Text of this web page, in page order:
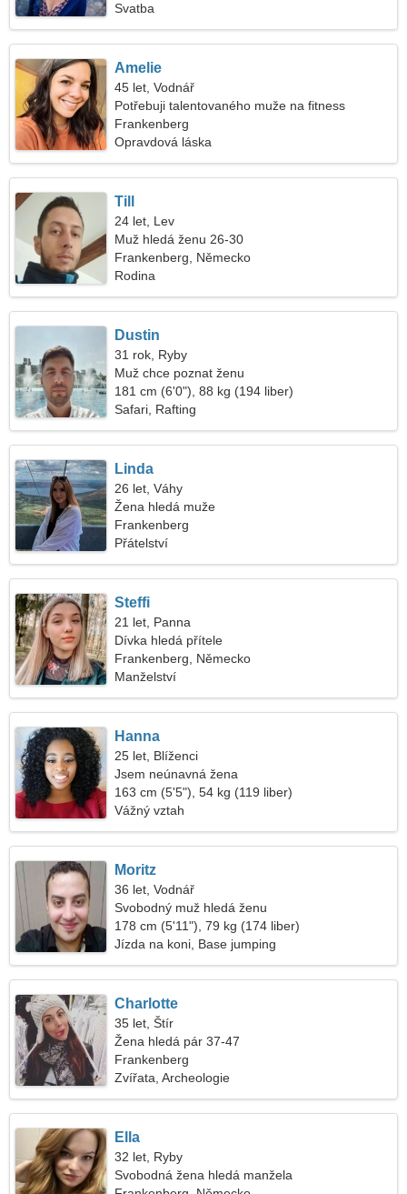
Svatba
Amelie
45 let, Vodnář
Potřebuji talentovaného muže na fitness
Frankenberg
Opravdová láska
Till
24 let, Lev
Muž hledá ženu 26-30
Frankenberg, Německo
Rodina
Dustin
31 rok, Ryby
Muž chce poznat ženu
181 cm (6'0"), 88 kg (194 liber)
Safari, Rafting
Linda
26 let, Váhy
Žena hledá muže
Frankenberg
Přátelství
Steffi
21 let, Panna
Dívka hledá přítele
Frankenberg, Německo
Manželství
Hanna
25 let, Blíženci
Jsem neúnavná žena
163 cm (5'5"), 54 kg (119 liber)
Vážný vztah
Moritz
36 let, Vodnář
Svobodný muž hledá ženu
178 cm (5'11"), 79 kg (174 liber)
Jízda na koni, Base jumping
Charlotte
35 let, Štír
Žena hledá pár 37-47
Frankenberg
Zvířata, Archeologie
Ella
32 let, Ryby
Svobodná žena hledá manžela